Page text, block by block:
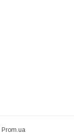
Prom.ua